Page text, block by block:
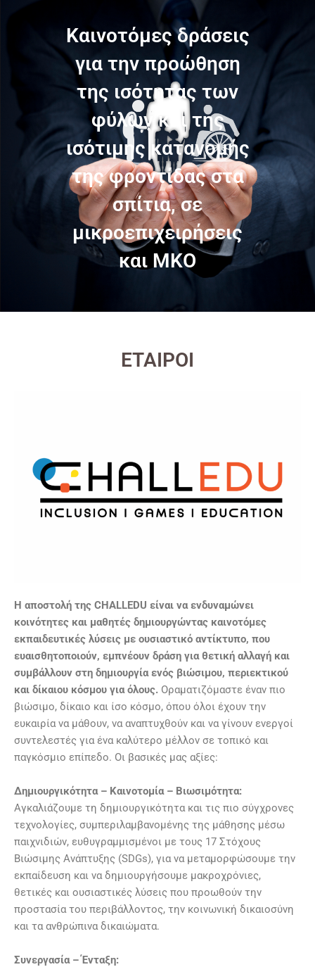
Καινοτόμες δράσεις
για την προώθηση
της ισότητας των
φύλων και της
ισότιμης κατανομής
της φροντίδας στα
σπίτια, σε
μικροεπιχειρήσεις
και ΜΚΟ
ΕΤΑΙΡΟΙ
Η αποστολή της CHALLEDU είναι να ενδυναμώνει
κοινότητες και μαθητές δημιουργώντας καινοτόμες
εκπαιδευτικές λύσεις με ουσιαστικό αντίκτυπο, που
ευαισθητοποιούν, εμπνέουν δράση για θετική αλλαγή και
συμβάλλουν στη δημιουργία ενός βιώσιμου, περιεκτικού
και δίκαιου κόσμου για όλους. Οραματιζόμαστε έναν πιο
βιώσιμο, δίκαιο και ίσο κόσμο, όπου όλοι έχουν την
ευκαιρία να μάθουν, να αναπτυχθούν και να γίνουν ενεργοί
συντελεστές για ένα καλύτερο μέλλον σε τοπικό και
παγκόσμιο επίπεδο. Οι βασικές μας αξίες:
Δημιουργικότητα – Καινοτομία – Βιωσιμότητα:
Αγκαλιάζουμε τη δημιουργικότητα και τις πιο σύγχρονες
τεχνολογίες, συμπεριλαμβανομένης της μάθησης μέσω
παιχνιδιών, ευθυγραμμισμένοι με τους 17 Στόχους
Βιώσιμης Ανάπτυξης (SDGs), για να μεταμορφώσουμε την
εκπαίδευση και να δημιουργήσουμε μακροχρόνιες,
θετικές και ουσιαστικές λύσεις που προωθούν την
προστασία του περιβάλλοντος, την κοινωνική δικαιοσύνη
και τα ανθρώπινα δικαιώματα.
Συνεργασία – Ένταξη: